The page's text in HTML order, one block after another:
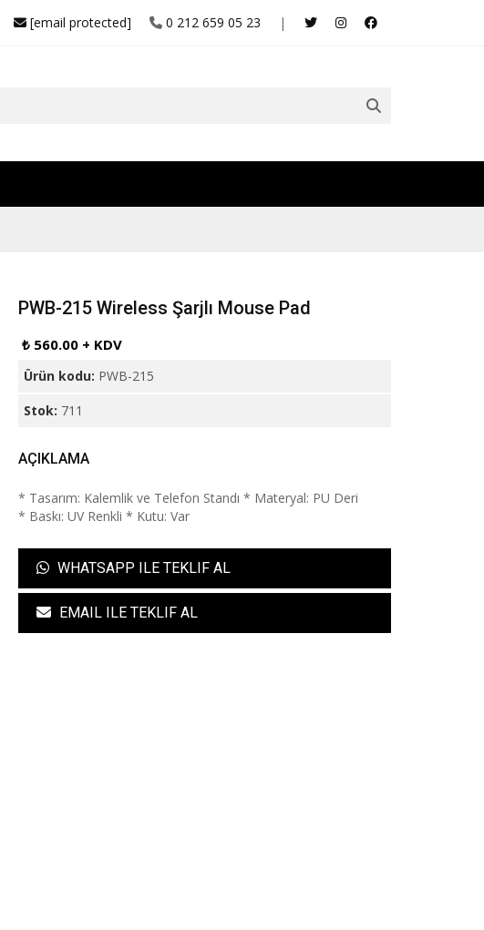
|
0 212 659 05 23
[email protected]
PWB-215 Wireless Şarjlı Mouse Pad
₺ 560.00 + KDV
Ürün kodu: PWB-215
Stok: 711
AÇIKLAMA
* Tasarım: Kalemlik ve Telefon Standı * Materyal: PU Deri
* Baskı: UV Renkli * Kutu: Var
WHATSAPP ILE TEKLIF AL
EMAIL ILE TEKLIF AL